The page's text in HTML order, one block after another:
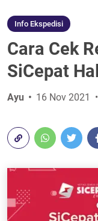
Info Ekspedisi
Cara Cek
SiCepat
Ayu 16 Nov 2021